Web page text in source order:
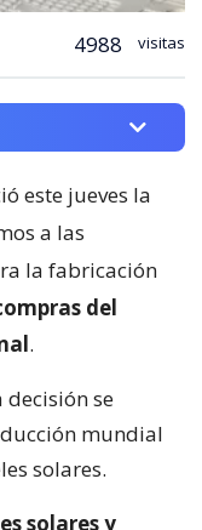
4988 visitas
este jueves la
a las
la fabricación
del
.
se
mundial
solares.
solares y